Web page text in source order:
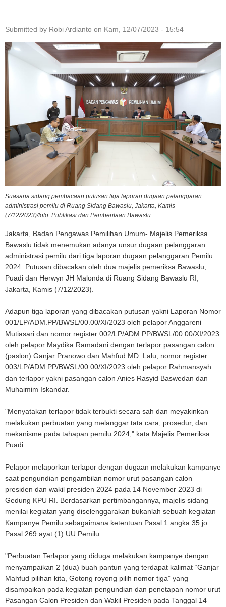
Submitted by Robi Ardianto on Kam, 12/07/2023 - 15:54
Suasana sidang pembacaan putusan tiga laporan dugaan pelanggaran
administrasi pemilu di Ruang Sidang Bawaslu, Jakarta, Kamis
(7/12/2023)/foto: Publikasi dan Pemberitaan Bawaslu.
Jakarta, Badan Pengawas Pemilihan Umum- Majelis Pemeriksa
Bawaslu tidak menemukan adanya unsur dugaan pelanggaran
administrasi pemilu dari tiga laporan dugaan pelanggaran Pemilu
2024. Putusan dibacakan oleh dua majelis pemeriksa Bawaslu;
Puadi dan Herwyn JH Malonda di Ruang Sidang Bawaslu RI,
Jakarta, Kamis (7/12/2023).
Adapun tiga laporan yang dibacakan putusan yakni Laporan Nomor
001/LP/ADM.PP/BWSL/00.00/XI/2023 oleh pelapor Anggareni
Mutiasari dan nomor register 002/LP/ADM.PP/BWSL/00.00/XI/2023
oleh pelapor Maydika Ramadani dengan terlapor pasangan calon
(paslon) Ganjar Pranowo dan Mahfud MD. Lalu, nomor register
003/LP/ADM.PP/BWSL/00.00/XI/2023 oleh pelapor Rahmansyah
dan terlapor yakni pasangan calon Anies Rasyid Baswedan dan
Muhaimim Iskandar.
"Menyatakan terlapor tidak terbukti secara sah dan meyakinkan
melakukan perbuatan yang melanggar tata cara, prosedur, dan
mekanisme pada tahapan pemilu 2024," kata Majelis Pemeriksa
Puadi.
Pelapor melaporkan terlapor dengan dugaan melakukan kampanye
saat pengundian pengambilan nomor urut pasangan calon
presiden dan wakil presiden 2024 pada 14 November 2023 di
Gedung KPU RI. Berdasarkan pertimbangannya, majelis sidang
menilai kegiatan yang diselenggarakan bukanlah sebuah kegiatan
Kampanye Pemilu sebagaimana ketentuan Pasal 1 angka 35 jo
Pasal 269 ayat (1) UU Pemilu.
"Perbuatan Terlapor yang diduga melakukan kampanye dengan
menyampaikan 2 (dua) buah pantun yang terdapat kalimat “Ganjar
Mahfud pilihan kita, Gotong royong pilih nomor tiga” yang
disampaikan pada kegiatan pengundian dan penetapan nomor urut
Pasangan Calon Presiden dan Wakil Presiden pada Tanggal 14